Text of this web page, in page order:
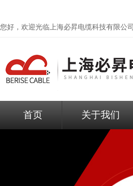
您好，欢迎光临上海必昇电缆科技有限公司
首页 关于我们